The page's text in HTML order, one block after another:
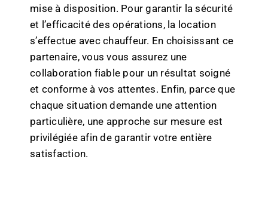
mise à disposition. Pour garantir la sécurité
et l’efficacité des opérations, la location
s’effectue avec chauffeur. En choisissant ce
partenaire, vous vous assurez une
collaboration fiable pour un résultat soigné
et conforme à vos attentes. Enfin, parce que
chaque situation demande une attention
particulière, une approche sur mesure est
privilégiée afin de garantir votre entière
satisfaction.